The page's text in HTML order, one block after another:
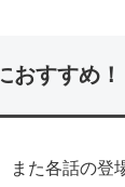
おすすめ！
また各話の登